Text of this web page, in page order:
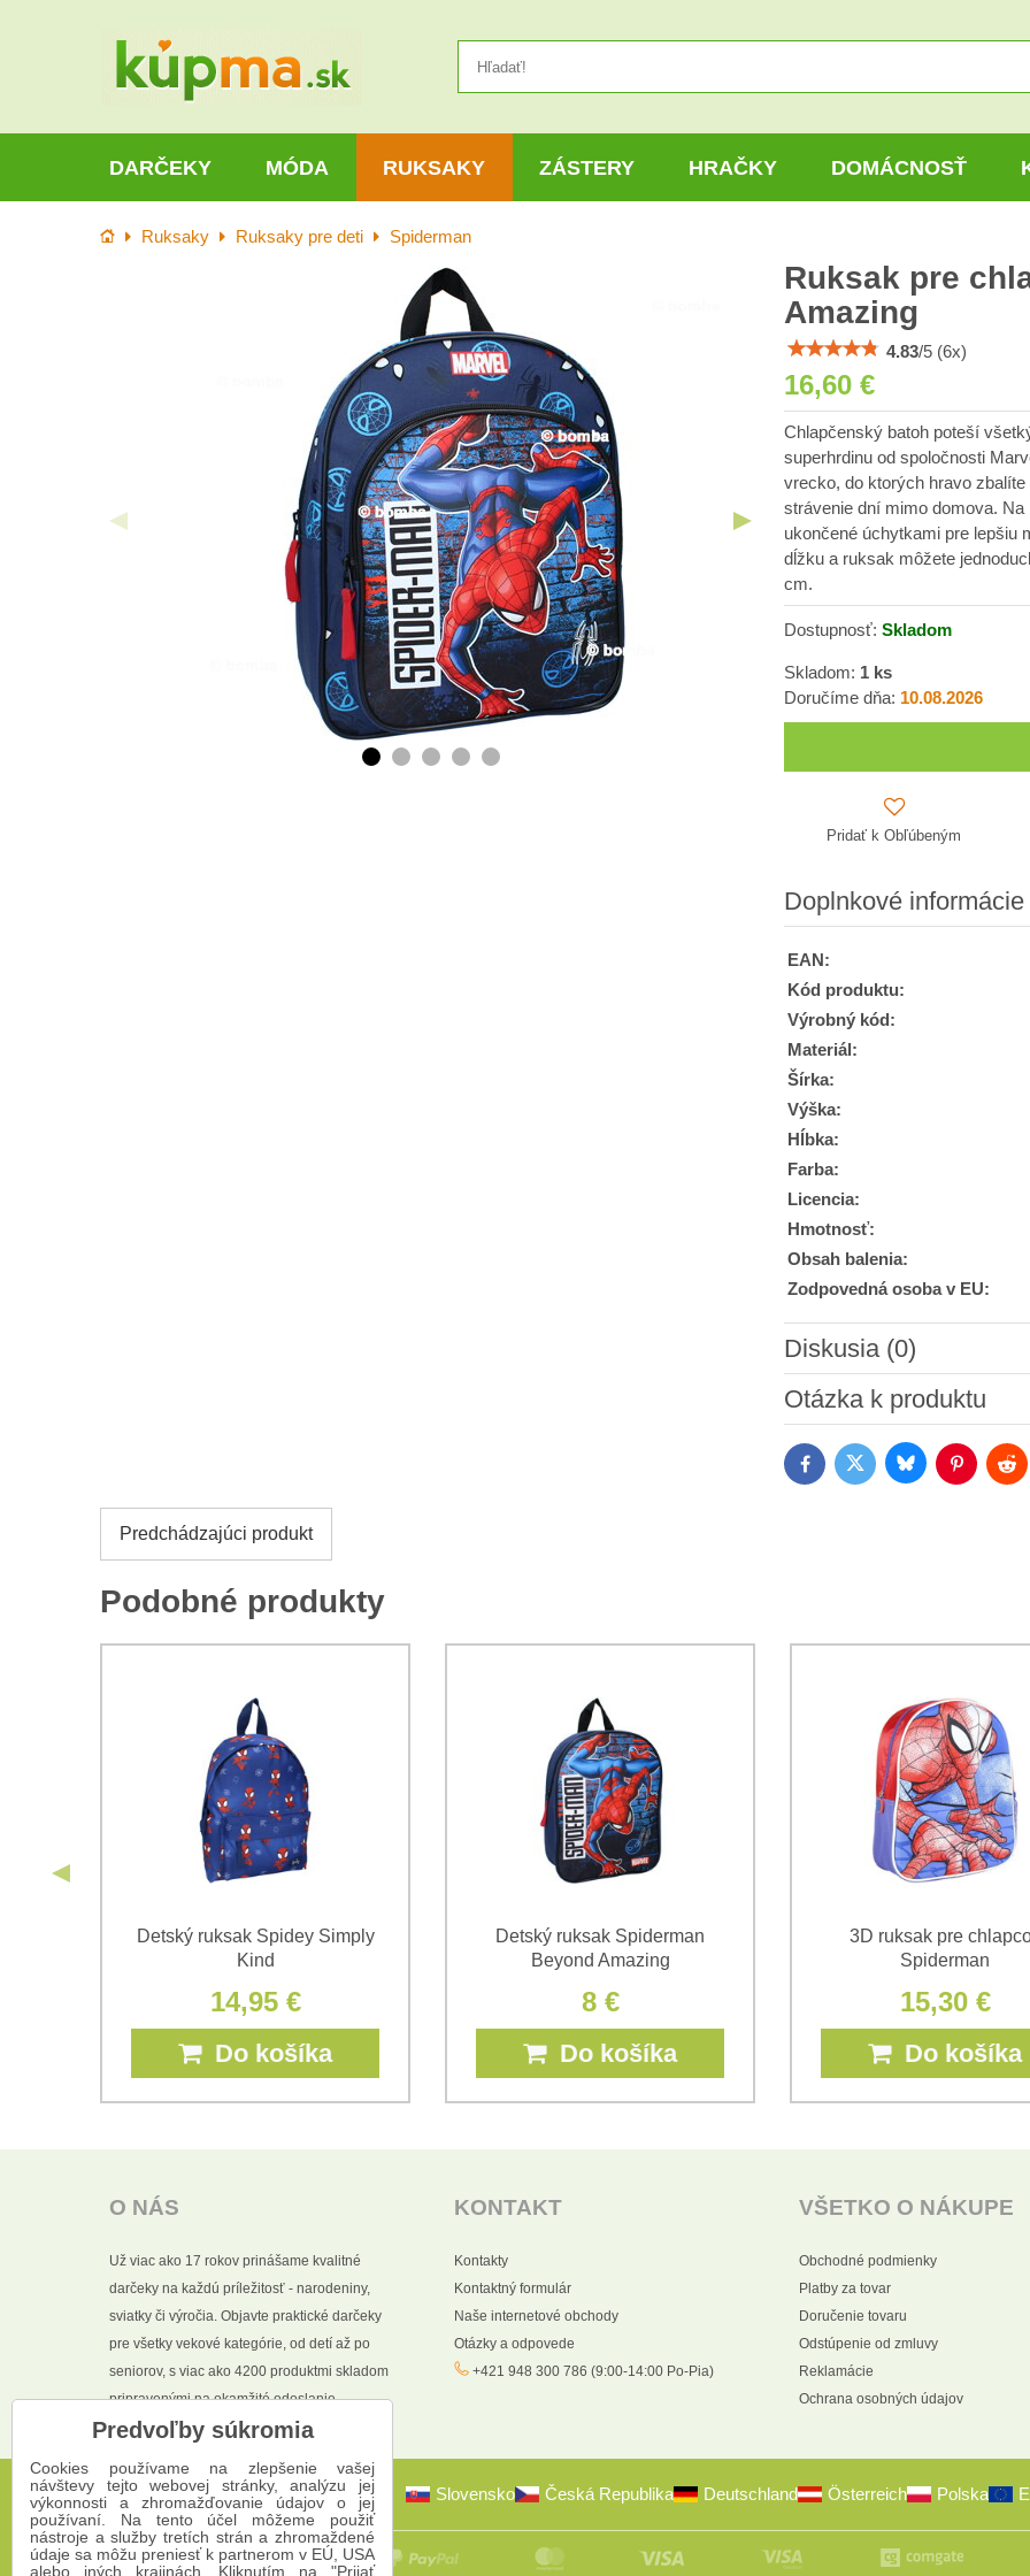
DARČEKY MÓDA RUKSAKY ZÁSTERY HRAČKY DOMÁCNOSŤ
Úvod Ruksaky Ruksaky pre deti Spiderman
Ruksak pre
Amazing
4.83/5 (6x)
16,60 €
Chlapčenský batoh poteší
superhrdinu od spoločnosti
vrecko, do ktorých hravo
strávenie dní mimo domova.
ukončené úchytkami pre lepšiu
dĺžku a ruksak môžete
cm.
Dostupnosť: Skladom
Skladom: 1 ks
Doručíme dňa: 10.08.2026
Pridať k Obľúbeným
Doplnkové informácie
EAN:
Kód produktu:
Výrobný kód:
Materiál:
Šírka:
Výška:
Hĺbka:
Farba:
Licencia:
Hmotnosť:
Obsah balenia:
Zodpovedná osoba v EU:
Diskusia (0)
Nový komentár
Oboznámil som sa s
Otázka k produktu
FacebookTwitter BlueskyPinterest
Predchádzajúci produkt
Podobné produkty
Detský ruksak Spidey Simply
Kind
14,95 €
Do košíka
Detský ruksak Spiderman
Beyond Amazing
8 €
Do košíka
3D ruksak pre
Spiderman
15,30 €
Do košíka
O NÁS
Už viac ako 17 rokov prinášame kvalitné
darčeky na každú príležitosť - narodeniny,
sviatky či výročia. Objavte praktické darčeky
pre všetky vekové kategórie, od detí až po
seniorov, s viac ako 4200 produktmi skladom
pripravenými na okamžité odoslanie.
KONTAKT
Kontakty
Kontaktný formulár
Naše internetové obchody
Otázky a odpovede
+421 948 300 786 (9:00-14:00 Po-Pia)
VŠETKO O NÁKUPE
Obchodné podmienky
Platby za tovar
Doručenie tovaru
Odstúpenie od zmluvy
Reklamácie
Ochrana osobných údajov
Slovensko Česká Republika Deutschland Österreich Polska
Predvoľby súkromia
Cookies používame na zlepšenie vašej
návštevy tejto webovej stránky, analýzu jej
výkonnosti a zhromažďovanie údajov o jej
používaní. Na tento účel môžeme použiť
nástroje a služby tretích strán a zhromaždené
údaje sa môžu preniesť k partnerom v EÚ, USA
alebo iných krajinách. Kliknutím na "Prijať